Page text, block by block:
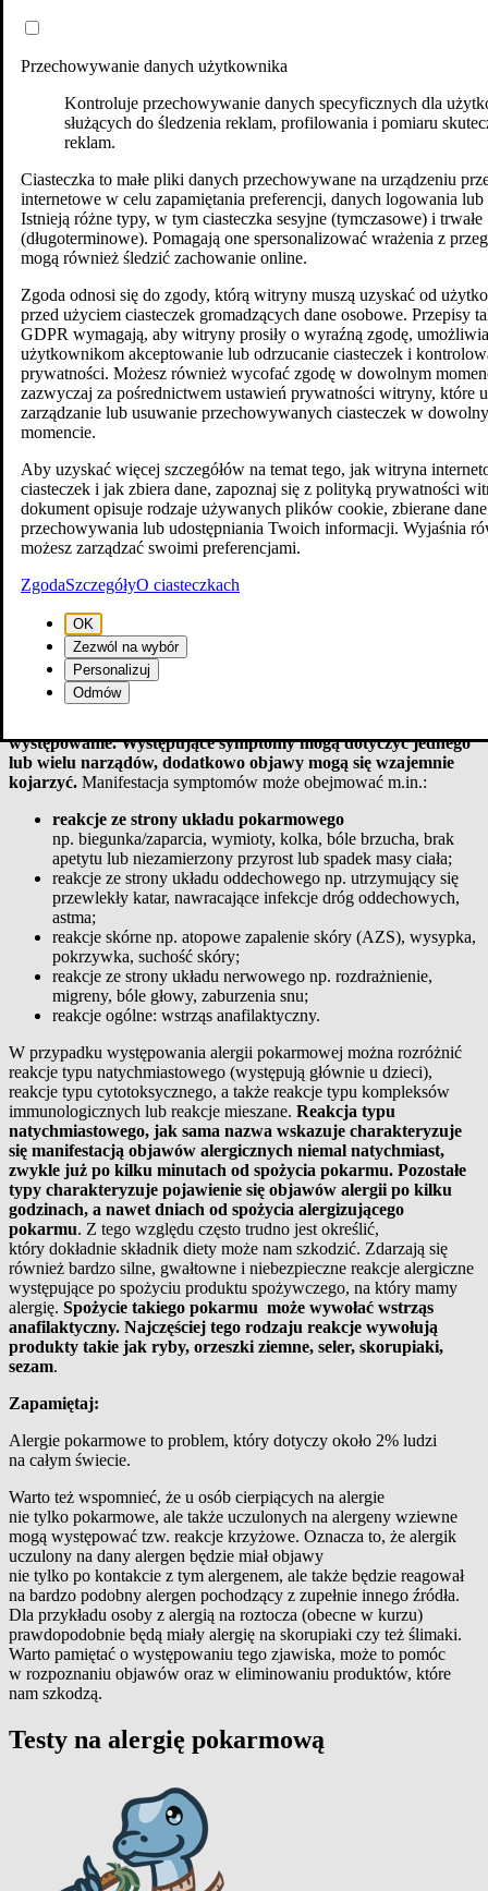
częściej rozpoznawana, zwłaszcza wśród dzieci. Pod wpływem
czynników predysponujących do występowania alergii
pokarmowej takich jak czynniki genetyczne, środowiskowe
(środki chemiczne dodawane do żywności, zanieczyszczenie
środowiska czy też zmiana sposobu żywienia) alergia
pokarmowa może pojawiać się w każdym wieku. Ważne jest
prawidłowe rozróżnianie alergii pokarmowej od nietolerancji
pokarmowej. U podłoża alergii leżą reakcje immunologiczne,
z mechanizmami nieimmunologicznymi takimi jak reakcje
toksyczne czy też metaboliczno-biochemiczne. Jeśli
podejrzewamy występowanie alergii pokarmowej, warto
dokładniej przyjrzeć się występującym objawom
oraz zaobserwować, które pokarmy nam szkodzą. Bardzo
które ostatecznie potwierdzą lub wykluczą występowanie alergii
na dany pokarm.
Objawy alergii pokarmowej
Objawy alergii pokarmowej nie są wystarczająco specyficzne,
występowanie. Występujące symptomy mogą dotyczyć jednego
lub wielu narządów, dodatkowo objawy mogą się wzajemnie
kojarzyć. Manifestacja symptomów może obejmować m.in.:
reakcje ze strony układu pokarmowego
np. biegunka/zaparcia, wymioty, kolka, bóle brzucha, brak
apetytu lub niezamierzony przyrost lub spadek masy ciała;
reakcje ze strony układu oddechowego np. utrzymujący się
przewlekły katar, nawracające infekcje dróg oddechowych,
astma;
reakcje skórne np. atopowe zapalenie skóry (AZS), wysypka,
pokrzywka, suchość skóry;
reakcje ze strony układu nerwowego np. rozdrażnienie,
migreny, bóle głowy, zaburzenia snu;
reakcje ogólne: wstrząs anafilaktyczny.
W przypadku występowania alergii pokarmowej można rozróżnić
reakcje typu natychmiastowego (występują głównie u dzieci),
reakcje typu cytotoksycznego, a także reakcje typu kompleksów
immunologicznych lub reakcje mieszane. Reakcja typu
natychmiastowego, jak sama nazwa wskazuje charakteryzuje
się manifestacją objawów alergicznych niemal natychmiast,
zwykle już po kilku minutach od spożycia pokarmu. Pozostałe
typy charakteryzuje pojawienie się objawów alergii po kilku
godzinach, a nawet dniach od spożycia alergizującego
pokarmu. Z tego względu często trudno jest określić,
który dokładnie składnik diety może nam szkodzić. Zdarzają się
również bardzo silne, gwałtowne i niebezpieczne reakcje alergiczne
występujące po spożyciu produktu spożywczego, na który mamy
alergię. Spożycie takiego pokarmu może wywołać wstrząs
anafilaktyczny. Najczęściej tego rodzaju reakcje wywołują
produkty takie jak ryby, orzeszki ziemne, seler, skorupiaki,
sezam.
Zapamiętaj:
Alergie pokarmowe to problem, który dotyczy około 2% ludzi
na całym świecie.
Warto też wspomnieć, że u osób cierpiących na alergie
nie tylko pokarmowe, ale także uczulonych na alergeny wziewne
mogą występować tzw. reakcje krzyżowe. Oznacza to, że alergik
uczulony na dany alergen będzie miał objawy
nie tylko po kontakcie z tym alergenem, ale także będzie reagował
na bardzo podobny alergen pochodzący z zupełnie innego źródła.
Dla przykładu osoby z alergią na roztocza (obecne w kurzu)
prawdopodobnie będą miały alergię na skorupiaki czy też ślimaki.
Warto pamiętać o występowaniu tego zjawiska, może to pomóc
w rozpoznaniu objawów oraz w eliminowaniu produktów, które
nam szkodzą.
Testy na alergię pokarmową
Przechowywanie danych użytkownika
Kontroluje przechowywanie danych specyficznych dla
służących do śledzenia reklam, profilowania i pomiaru
reklam.
Ciasteczka to małe pliki danych przechowywane na urządzeniu
internetowe w celu zapamiętania preferencji, danych logowania lub
Istnieją różne typy, w tym ciasteczka sesyjne (tymczasowe) i trwałe
(długoterminowe). Pomagają one spersonalizować wrażenia z
mogą również śledzić zachowanie online.
Zgoda odnosi się do zgody, którą witryny muszą uzyskać od
przed użyciem ciasteczek gromadzących dane osobowe. Przepisy
GDPR wymagają, aby witryny prosiły o wyraźną zgodę,
użytkownikom akceptowanie lub odrzucanie ciasteczek i
prywatności. Możesz również wycofać zgodę w dowolnym
zazwyczaj za pośrednictwem ustawień prywatności witryny, które
zarządzanie lub usuwanie przechowywanych ciasteczek w
momencie.
Aby uzyskać więcej szczegółów na temat tego, jak witryna
ciasteczek i jak zbiera dane, zapoznaj się z polityką prywatności
dokument opisuje rodzaje używanych plików cookie, zbierane
przechowywania lub udostępniania Twoich informacji. Wyjaśnia
możesz zarządzać swoimi preferencjami.
ZgodaSzczegółyO ciasteczkach
OK
Zezwól na wybór
Personalizuj
Odmów